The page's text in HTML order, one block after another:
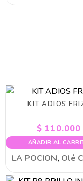
KIT ADIOS
$ 110.000
AÑADIR AL
LA POCION, Olé